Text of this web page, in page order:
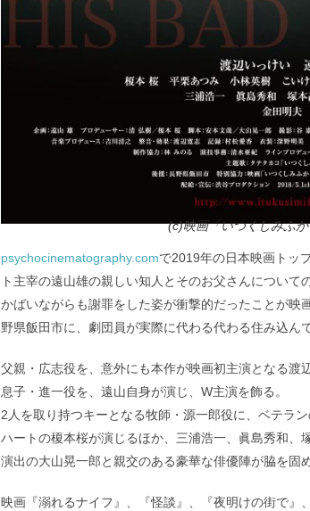
(c)映画「いつくしみふ
psychocinematography.comで2019年の日本映画トッ
ト主宰の遠山雄の親しい知人とそのお父さんについ
かばいながらも謝罪をした姿が衝撃的だったことが映
野県飯田市に、劇団員が実際に代わる代わる住み込ん
父親・広志役を、意外にも本作が映画初主演となる渡
息子・進一役を、遠山自身が演じ、W主演を飾る。
2人を取り持つキーとなる牧師・源一郎役に、ベテラ
ハートの榎本桜が演じるほか、三浦浩一、眞島秀和、
演出の大山晃一郎と親交のある豪華な俳優陣が脇を固め
映画『溺れるナイフ』、『怪談』、『夜明けの街で』